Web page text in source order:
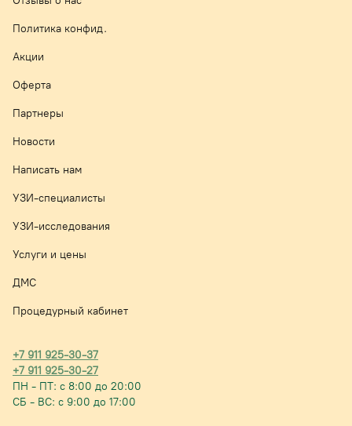
Политика конфид.
Акции
Оферта
Партнеры
Новости
Написать нам
УЗИ-специалисты
УЗИ-исследования
Услуги и цены
ДМС
Процедурный кабинет
+7 911 925-30-37
+7 911 925-30-27
ПН - ПТ: с 8:00 до 20:00
СБ - ВС: с 9:00 до 17:00